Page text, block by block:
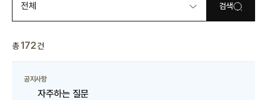
전체 검색
총 172건
공지사항
자주하는 질문